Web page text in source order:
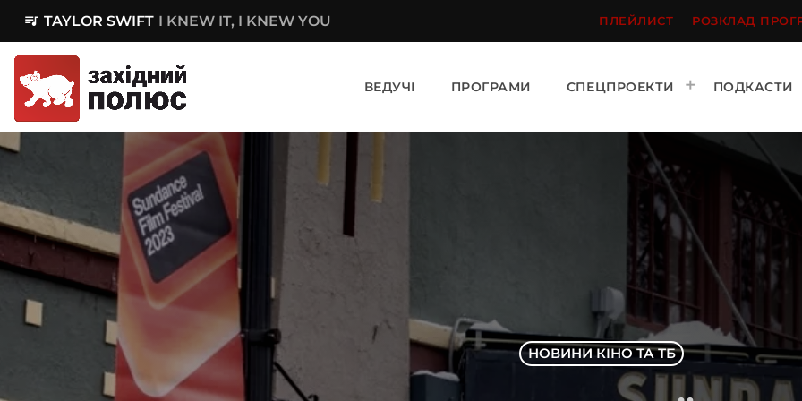
queue_music TAYLOR SWIFT I KNEW IT, I KNEW YOU ПЛЕЙЛИСТ РОЗКЛАД
ВЕДУЧІ ПРОГРАМИ СПЕЦПРОЕКТИ ПОДКАСТИ
НОВИНИ КІНО ТА ТБ